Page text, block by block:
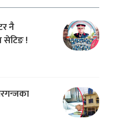
नै
सेटिङ !